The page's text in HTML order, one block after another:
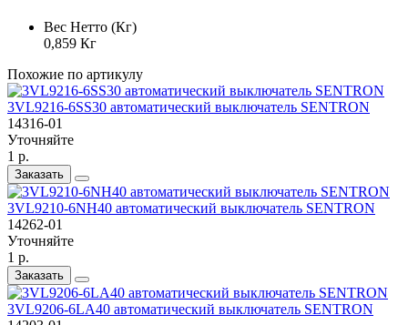
Вес Нетто (Кг)
0,859 Кг
Похожие по артикулу
3VL9216-6SS30 автоматический выключатель SENTRON
14316-01
Уточняйте
1 р.
Заказать
3VL9210-6NH40 автоматический выключатель SENTRON
14262-01
Уточняйте
1 р.
Заказать
3VL9206-6LA40 автоматический выключатель SENTRON